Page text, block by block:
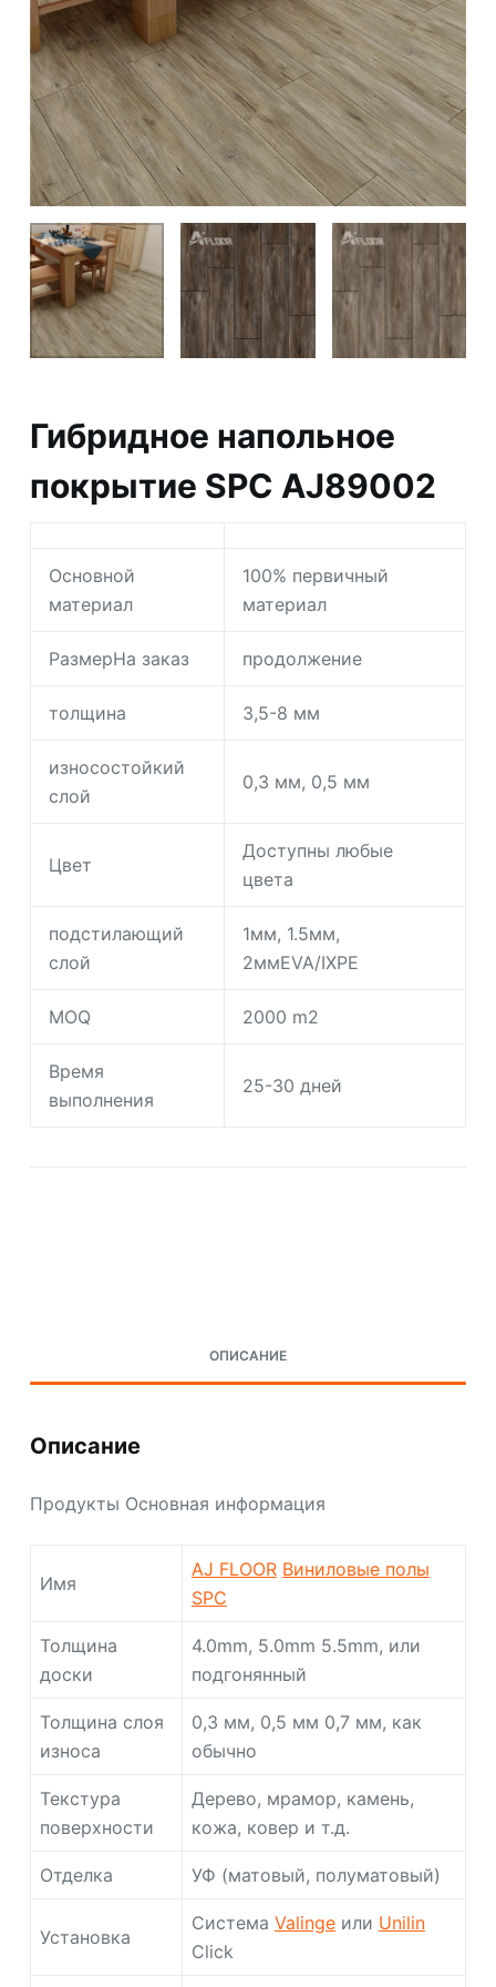
Гибридное напольное
покрытие SPC AJ89002
Основной
материал
100% первичный
материал
РазмерНа заказ продолжение
толщина 3,5-8 мм
износостойкий
слой
0,3 мм, 0,5 мм
Цвет
Доступны любые
цвета
подстилающий
слой
1мм, 1.5мм,
2ммEVA/IXPE
MOQ 2000 m2
Время
выполнения
25-30 дней
ОПИСАНИЕ
Описание
Продукты Основная информация
Имя
AJ FLOOR Виниловые полы
SPC
Толщина
доски
4.0mm, 5.0mm 5.5mm, или
подгонянный
Толщина слоя
износа
0,3 мм, 0,5 мм 0,7 мм, как
обычно
Текстура
поверхности
Дерево, мрамор, камень,
кожа, ковер и т.д.
Отделка УФ (матовый, полуматовый)
Установка
Система Valingeили Unilin
Click